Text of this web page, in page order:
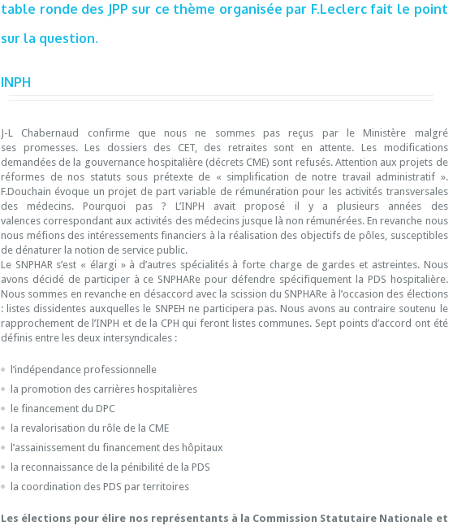
table ronde des JPP sur ce thème organisée par F.Leclerc fait le point
sur la question.
INPH
J-L Chabernaud confirme que nous ne sommes pas reçus par le Ministère malgré
ses promesses. Les dossiers des CET, des retraites sont en attente. Les modifications
demandées de la gouvernance hospitalière (décrets CME) sont refusés. Attention aux projets de
réformes de nos statuts sous prétexte de « simplification de notre travail administratif ».
F.Douchain évoque un projet de part variable de rémunération pour les activités transversales
des médecins. Pourquoi pas ? L’INPH avait proposé il y a plusieurs années des
valences correspondant aux activités des médecins jusque là non rémunérées. En revanche nous
nous méfions des intéressements financiers à la réalisation des objectifs de pôles, susceptibles
de dénaturer la notion de service public.
Le SNPHAR s’est « élargi » à d’autres spécialités à forte charge de gardes et astreintes. Nous
avons décidé de participer à ce SNPHARe pour défendre spécifiquement la PDS hospitalière.
Nous sommes en revanche en désaccord avec la scission du SNPHARe à l’occasion des élections
: listes dissidentes auxquelles le SNPEH ne participera pas. Nous avons au contraire soutenu le
rapprochement de l’INPH et de la CPH qui feront listes communes. Sept points d’accord ont été
définis entre les deux intersyndicales :
l’indépendance professionnelle
la promotion des carrières hospitalières
le financement du DPC
la revalorisation du rôle de la CME
l’assainissement du financement des hôpitaux
la reconnaissance de la pénibilité de la PDS
la coordination des PDS par territoires
Les élections pour élire nos représentants à la Commission Statutaire Nationale et